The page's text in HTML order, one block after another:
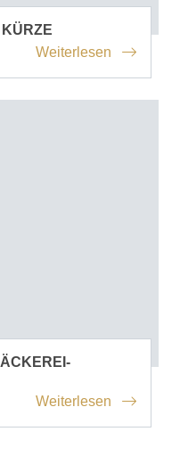
Weiterlesen
Weiterlesen